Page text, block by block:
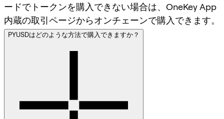
ードでトークンを購入できない場合は、OneKey App
内蔵の取引ページからオンチェーンで購入できます。
PYUSDはどのような方法で購入できますか？